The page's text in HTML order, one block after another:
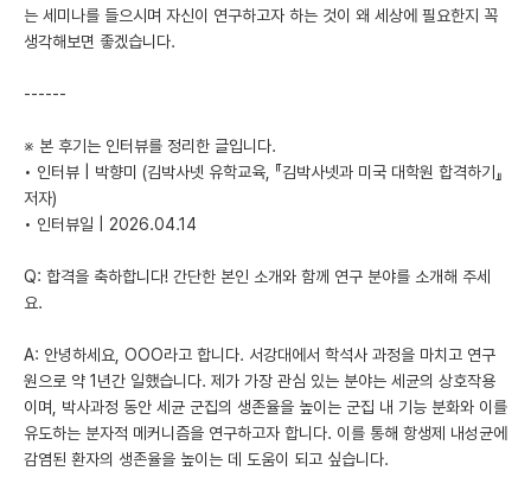
는 세미나를 들으시며 자신이 연구하고자 하는 것이 왜 세상에 필요한지 꼭
생각해보면 좋겠습니다.
------
※ 본 후기는 인터뷰를 정리한 글입니다.
• 인터뷰 | 박향미 (김박사넷 유학교육, 『김박사넷과 미국 대학원 합격하기』
저자)
• 인터뷰일 | 2026.04.14
Q: 합격을 축하합니다! 간단한 본인 소개와 함께 연구 분야를 소개해 주세
요.
A: 안녕하세요, OOO라고 합니다. 서강대에서 학석사 과정을 마치고 연구
원으로 약 1년간 일했습니다. 제가 가장 관심 있는 분야는 세균의 상호작용
이며, 박사과정 동안 세균 군집의 생존율을 높이는 군집 내 기능 분화와 이를
유도하는 분자적 메커니즘을 연구하고자 합니다. 이를 통해 항생제 내성균에
감염된 환자의 생존율을 높이는 데 도움이 되고 싶습니다.